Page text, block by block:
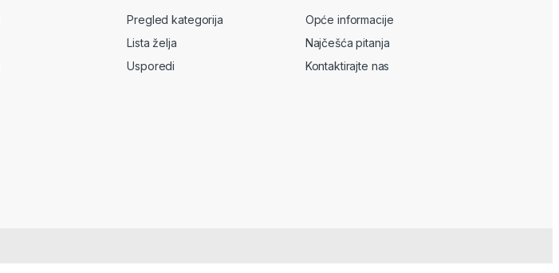
Pregled kategorija
Lista želja
Usporedi
Opće informacije
Najčešća pitanja
Kontaktirajte nas